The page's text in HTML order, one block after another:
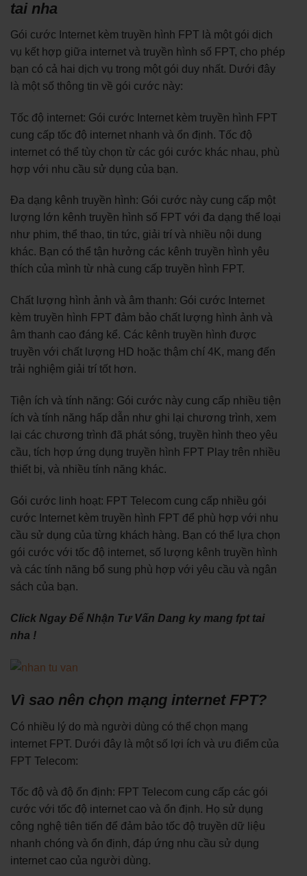
tai nha
Gói cước Internet kèm truyền hình FPT là một gói dịch
vụ kết hợp giữa internet và truyền hình số FPT, cho phép
bạn có cả hai dịch vụ trong một gói duy nhất. Dưới đây
là một số thông tin về gói cước này:
Tốc độ internet: Gói cước Internet kèm truyền hình FPT
cung cấp tốc độ internet nhanh và ổn định. Tốc độ
internet có thể tùy chọn từ các gói cước khác nhau, phù
hợp với nhu cầu sử dụng của bạn.
Đa dạng kênh truyền hình: Gói cước này cung cấp một
lượng lớn kênh truyền hình số FPT với đa dạng thể loại
như phim, thể thao, tin tức, giải trí và nhiều nội dung
khác. Bạn có thể tận hưởng các kênh truyền hình yêu
thích của mình từ nhà cung cấp truyền hình FPT.
Chất lượng hình ảnh và âm thanh: Gói cước Internet
kèm truyền hình FPT đảm bảo chất lượng hình ảnh và
âm thanh cao đáng kể. Các kênh truyền hình được
truyền với chất lượng HD hoặc thậm chí 4K, mang đến
trải nghiệm giải trí tốt hơn.
Tiện ích và tính năng: Gói cước này cung cấp nhiều tiện
ích và tính năng hấp dẫn như ghi lại chương trình, xem
lại các chương trình đã phát sóng, truyền hình theo yêu
cầu, tích hợp ứng dụng truyền hình FPT Play trên nhiều
thiết bị, và nhiều tính năng khác.
Gói cước linh hoạt: FPT Telecom cung cấp nhiều gói
cước Internet kèm truyền hình FPT để phù hợp với nhu
cầu sử dụng của từng khách hàng. Bạn có thể lựa chọn
gói cước với tốc độ internet, số lượng kênh truyền hình
và các tính năng bổ sung phù hợp với yêu cầu và ngân
sách của bạn.
Click Ngay Để Nhận Tư Vấn Dang ky mang fpt tai
nha !
Vì sao nên chọn mạng internet FPT?
Có nhiều lý do mà người dùng có thể chọn mạng
internet FPT. Dưới đây là một số lợi ích và ưu điểm của
FPT Telecom:
Tốc độ và độ ổn định: FPT Telecom cung cấp các gói
cước với tốc độ internet cao và ổn định. Họ sử dụng
công nghệ tiên tiến để đảm bảo tốc độ truyền dữ liệu
nhanh chóng và ổn định, đáp ứng nhu cầu sử dụng
internet cao của người dùng.